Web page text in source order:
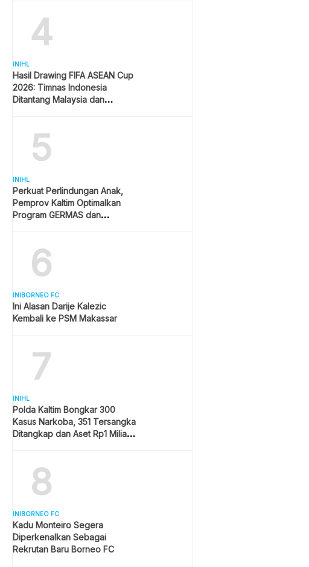
4
INIHL
Hasil Drawing FIFA ASEAN Cup
2026: Timnas Indonesia
Ditantang Malaysia dan
5
INIHL
Perkuat Perlindungan Anak,
Pemprov Kaltim Optimalkan
Program GERMAS dan
6
INIBORNEO FC
Ini Alasan Darije Kalezic
Kembali ke PSM Makassar
7
INIHL
Polda Kaltim Bongkar 300
Kasus Narkoba, 351 Tersangka
Ditangkap dan Aset Rp1 Miliar
8
INIBORNEO FC
Kadu Monteiro Segera
Diperkenalkan Sebagai
Rekrutan Baru Borneo FC